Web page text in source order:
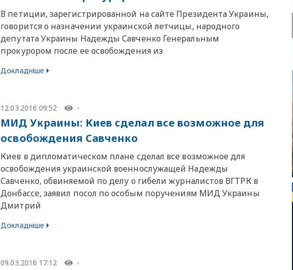
В петиции, зарегистрированной на сайте Президента Украины,
говорится о назначении украинской летчицы, народного
депутата Украины Надежды Савченко Генеральным
прокурором после ее освобождения из
Докладніше
12.03.2016 09:52 -
МИД Украины: Киев сделал все возможное для
освобождения Савченко
Киев в дипломатическом плане сделал все возможное для
освобождения украинской военнослужащей Надежды
Савченко, обвиняемой по делу о гибели журналистов ВГТРК в
Донбассе, заявил посол по особым поручениям МИД Украины
Дмитрий
Докладніше
09.03.2016 17:12 -